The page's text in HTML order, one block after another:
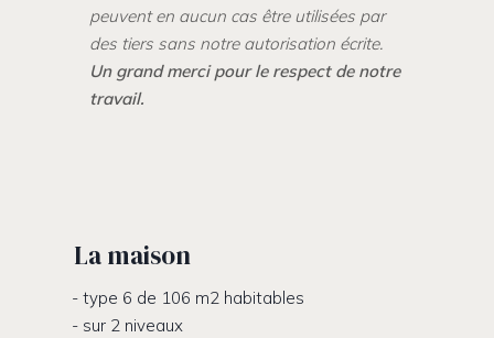
peuvent en aucun cas être utilisées par
des tiers sans notre autorisation écrite.
Un grand merci pour le respect de notre
travail.
La maison
type 6 de 106 m2 habitables
sur 2 niveaux